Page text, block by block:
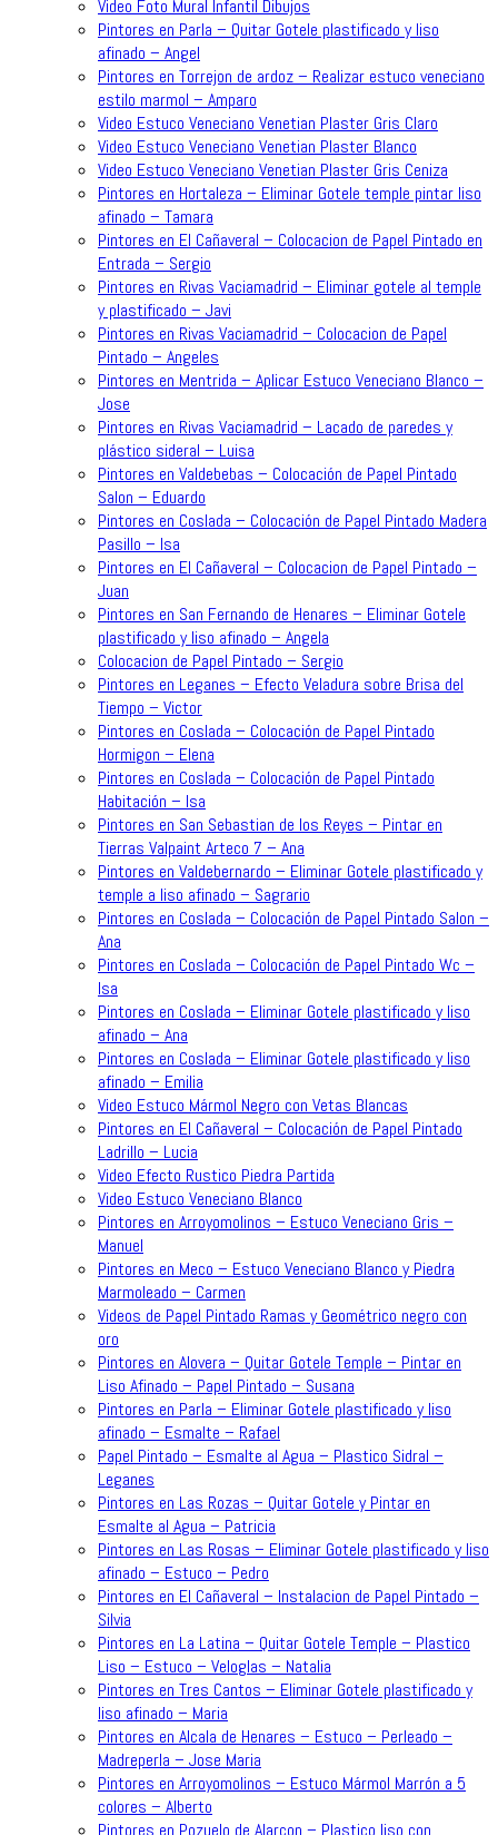
Video Foto Mural Infantil Dibujos
Pintores en Parla – Quitar Gotele plastificado y liso
afinado – Angel
Pintores en Torrejon de ardoz – Realizar estuco veneciano
estilo marmol – Amparo
Video Estuco Veneciano Venetian Plaster Gris Claro
Video Estuco Veneciano Venetian Plaster Blanco
Video Estuco Veneciano Venetian Plaster Gris Ceniza
Pintores en Hortaleza – Eliminar Gotele temple pintar liso
afinado – Tamara
Pintores en El Cañaveral – Colocacion de Papel Pintado en
Entrada – Sergio
Pintores en Rivas Vaciamadrid – Eliminar gotele al temple
y plastificado – Javi
Pintores en Rivas Vaciamadrid – Colocacion de Papel
Pintado – Angeles
Pintores en Mentrida – Aplicar Estuco Veneciano Blanco –
Jose
Pintores en Rivas Vaciamadrid – Lacado de paredes y
plástico sideral – Luisa
Pintores en Valdebebas – Colocación de Papel Pintado
Salon – Eduardo
Pintores en Coslada – Colocación de Papel Pintado Madera
Pasillo – Isa
Pintores en El Cañaveral – Colocacion de Papel Pintado –
Juan
Pintores en San Fernando de Henares – Eliminar Gotele
plastificado y liso afinado – Angela
Colocacion de Papel Pintado – Sergio
Pintores en Leganes – Efecto Veladura sobre Brisa del
Tiempo – Victor
Pintores en Coslada – Colocación de Papel Pintado
Hormigon – Elena
Pintores en Coslada – Colocación de Papel Pintado
Habitación – Isa
Pintores en San Sebastian de los Reyes – Pintar en
Tierras Valpaint Arteco 7 – Ana
Pintores en Valdebernardo – Eliminar Gotele plastificado y
temple a liso afinado – Sagrario
Pintores en Coslada – Colocación de Papel Pintado Salon –
Ana
Pintores en Coslada – Colocación de Papel Pintado Wc –
Isa
Pintores en Coslada – Eliminar Gotele plastificado y liso
afinado – Ana
Pintores en Coslada – Eliminar Gotele plastificado y liso
afinado – Emilia
Video Estuco Mármol Negro con Vetas Blancas
Pintores en El Cañaveral – Colocación de Papel Pintado
Ladrillo – Lucia
Video Efecto Rustico Piedra Partida
Video Estuco Veneciano Blanco
Pintores en Arroyomolinos – Estuco Veneciano Gris –
Manuel
Pintores en Meco – Estuco Veneciano Blanco y Piedra
Marmoleado – Carmen
Videos de Papel Pintado Ramas y Geométrico negro con
oro
Pintores en Alovera – Quitar Gotele Temple – Pintar en
Liso Afinado – Papel Pintado – Susana
Pintores en Parla – Eliminar Gotele plastificado y liso
afinado – Esmalte – Rafael
Papel Pintado – Esmalte al Agua – Plastico Sidral –
Leganes
Pintores en Las Rozas – Quitar Gotele y Pintar en
Esmalte al Agua – Patricia
Pintores en Las Rosas – Eliminar Gotele plastificado y liso
afinado – Estuco – Pedro
Pintores en El Cañaveral – Instalacion de Papel Pintado –
Silvia
Pintores en La Latina – Quitar Gotele Temple – Plastico
Liso – Estuco – Veloglas – Natalia
Pintores en Tres Cantos – Eliminar Gotele plastificado y
liso afinado – Maria
Pintores en Alcala de Henares – Estuco – Perleado –
Madreperla – Jose Maria
Pintores en Arroyomolinos – Estuco Mármol Marrón a 5
colores – Alberto
Pintores en Pozuelo de Alarcon – Plastico liso con